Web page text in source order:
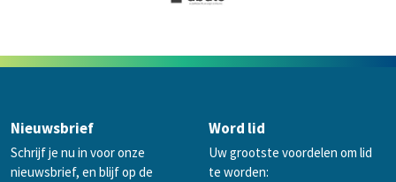
Nieuwsbrief
Schrijf je nu in voor onze
nieuwsbrief, en blijf op de
Word lid
Uw grootste voordelen om lid
te worden: